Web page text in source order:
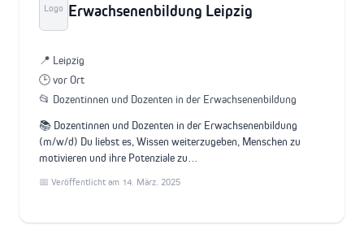
Logo Erwachsenenbildung Leipzig
📍 Leipzig
🕒 vor Ort
📂 Dozentinnen und Dozenten in der Erwachsenenbildung
📚 Dozentinnen und Dozenten in der Erwachsenenbildung
(m/w/d) Du liebst es, Wissen weiterzugeben, Menschen zu
motivieren und ihre Potenziale zu…
📅 Veröffentlicht am 14. März. 2025